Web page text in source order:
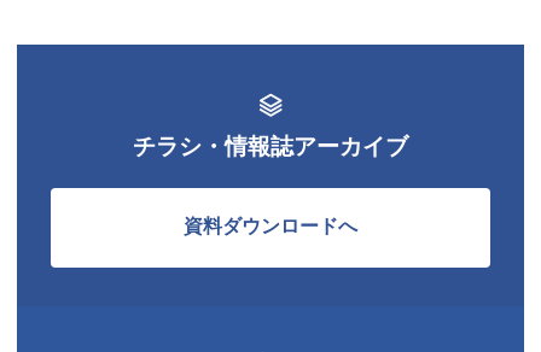
チラシ・情報誌アーカイブ
資料ダウンロードへ